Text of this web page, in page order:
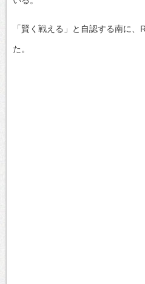
「賢く戦える」と自認する南に
た。